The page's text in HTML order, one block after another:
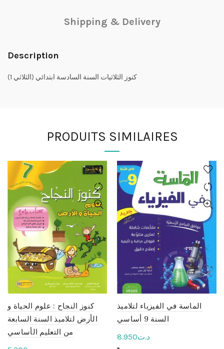
Shipping & Delivery
Description
كنوز الثلاثيات السنة السادسة ابتدائي (الثلاثي 1)
PRODUITS SIMILAIRES
كنوز النجاح : علوم الحياة و
الأرض لتلاميذ السنة السابعة
من التعليم الأساسي
الماسة في الفيزياء لتلاميذ
السنة 9 أساسي
د.ت8.950